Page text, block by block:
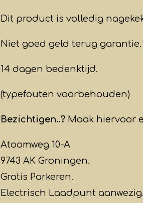
Dit product is volledig
Niet goed geld terug garantie.
14 dagen bedenktijd.
(typefouten voorbehouden)
Bezichtigen..? Maak hiervoor
Atoomweg 10-A
9743 AK Groningen.
Gratis Parkeren.
Electrisch Laadpunt aanwezig.